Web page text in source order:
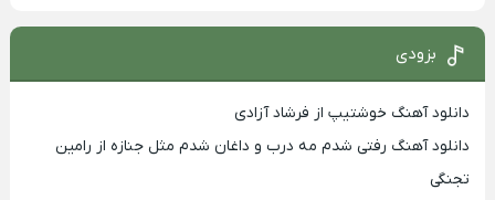
بزودی
دانلود آهنگ خوشتیپ از فرشاد آزادی
دانلود آهنگ رفتی شدم مه درب و داغان شدم مثل جنازه از رامین
تجنگی